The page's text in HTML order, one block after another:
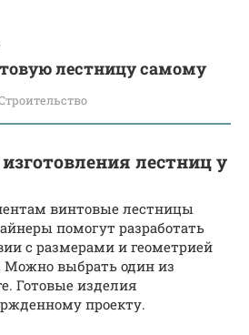
лестницу самому
лестниц у
винтовые лестницы
помогут разработать
с размерами и геометрией
Можно выбрать один из
Готовые изделия
проекту.